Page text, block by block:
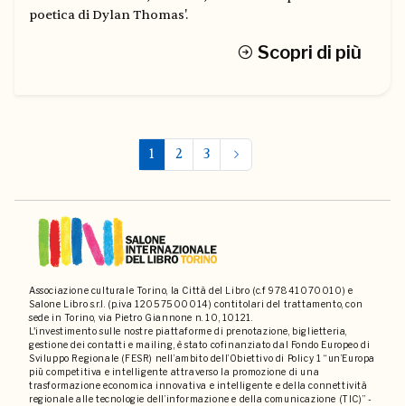
poetica di Dylan Thomas'.
Scopri di più
1 2 3
Associazione culturale Torino, la Città del Libro (c.f 97841070010) e
Salone Libro s.r.l. (p.iva 12057500014) contitolari del trattamento, con
sede in Torino, via Pietro Giannone n. 10, 10121.
L'investimento sulle nostre piattaforme di prenotazione, biglietteria,
gestione dei contatti e mailing, è stato cofinanziato dal Fondo Europeo di
Sviluppo Regionale (FESR) nell’ambito dell’Obiettivo di Policy 1 “un’Europa
più competitiva e intelligente attraverso la promozione di una
trasformazione economica innovativa e intelligente e della connettività
regionale alle tecnologie dell’informazione e della comunicazione (TIC)” -